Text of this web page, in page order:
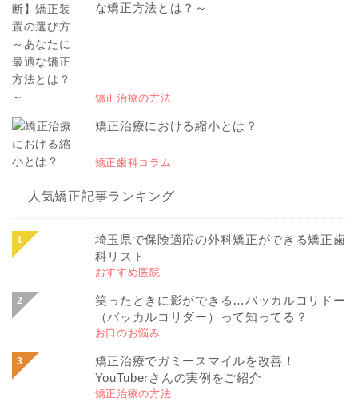
な矯正方法とは？～
矯正治療の方法
矯正治療における縮小とは？
矯正歯科コラム
人気矯正記事ランキング
埼玉県で保険適応の外科矯正ができる矯正歯
科リスト
おすすめ医院
笑ったときに影ができる…バッカルコリドー
（バッカルコリダー）って知ってる？
お口のお悩み
矯正治療でガミースマイルを改善！
YouTuberさんの実例をご紹介
矯正治療の方法